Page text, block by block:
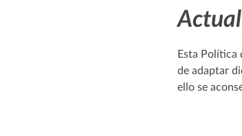
Esta Política
de adaptar
ello se